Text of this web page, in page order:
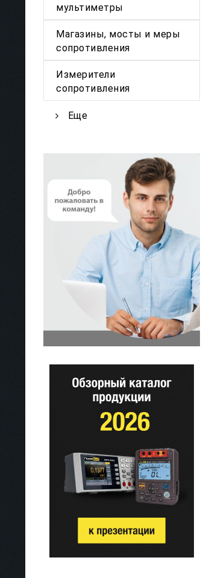
мультиметры
Магазины, мосты и меры
сопротивления
Измерители
сопротивления
Еще